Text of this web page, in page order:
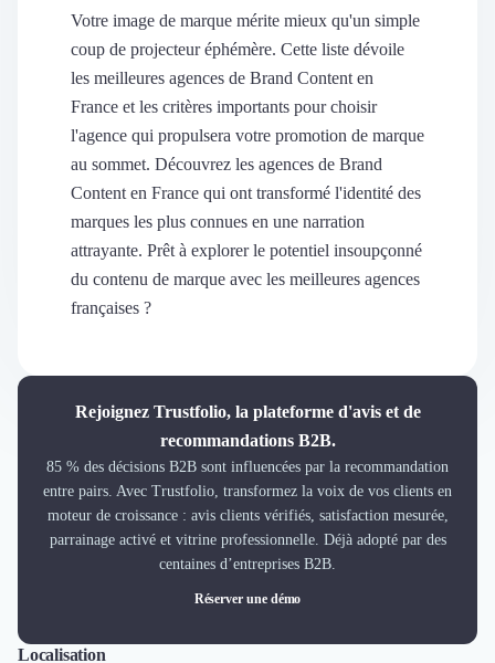
Révéler le réseau
Vitrine & média
Suivi du ROI
Voir tous nos avis clients
Découvrir le média
Demander une démo
Intérim
Marque Employeur
Conseil en Management et Organisation
Gestion paie
Qualité de Vie au Travail (QVT)
Responsabilité Sociétale des Entreprises (RSE)
Marketplace de freelance
Coaching
Votre image de marque mérite mieux qu'un simple
coup de projecteur éphémère. Cette liste dévoile
les meilleures agences de Brand Content en
France et les critères importants pour choisir
l'agence qui propulsera votre promotion de marque
au sommet. Découvrez les agences de Brand
Content en France qui ont transformé l'identité des
marques les plus connues en une narration
attrayante. Prêt à explorer le potentiel insoupçonné
du contenu de marque avec les meilleures agences
françaises ?
Rejoignez Trustfolio, la plateforme d'avis et de
recommandations B2B.
85 % des décisions B2B sont influencées par la recommandation
entre pairs. Avec Trustfolio, transformez la voix de vos clients en
moteur de croissance : avis clients vérifiés, satisfaction mesurée,
parrainage activé et vitrine professionnelle. Déjà adopté par des
centaines d’entreprises B2B.
Réserver une démo
Localisation
ToutLyonParis